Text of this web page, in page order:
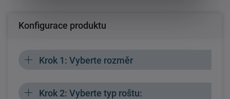
Konfigurace produktu
Krok 1: Vyberte rozměr
Krok 2: Vyberte typ roštu: